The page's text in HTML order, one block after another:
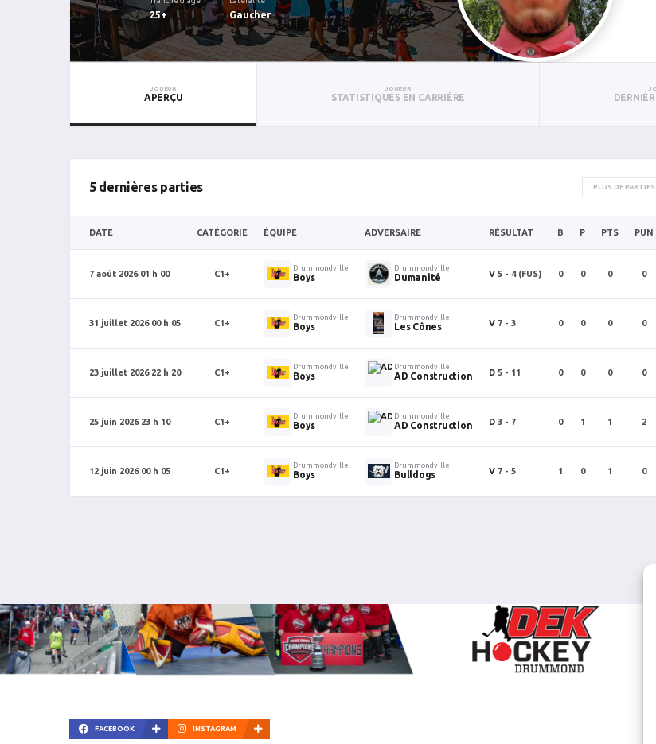
25+ Gaucher
JOUEUR
APERÇU
JOUEUR
STATISTIQUES EN CARRIÈRE
5 dernières parties PLUS DE PARTIES
DATE CATÉGORIE ÉQUIPE ADVERSAIRE RÉSULTAT B P PTS PUN
7 août 2026 01 h 00 C1+
Drummondville
Boys
Drummondville
Dumanité V 5 - 4 (FUS) 0 0 0 0
31 juillet 2026 00 h 05 C1+
Drummondville
Boys
Drummondville
Les Cônes V 7 - 3 0 0 0 0
23 juillet 2026 22 h 20 C1+
Drummondville
Boys
Drummondville
AD Construction D 5 - 11 0 0 0 0
25 juin 2026 23 h 10 C1+
Drummondville
Boys
Drummondville
AD Construction D 3 - 7 0 1 1 2
12 juin 2026 00 h 05 C1+
Drummondville
Boys
Drummondville
Bulldogs V 7 - 5 1 0 1 0
FACEBOOK INSTAGRAM